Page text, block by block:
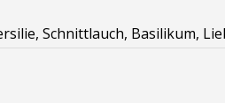
Schnittlauch, Basilikum,